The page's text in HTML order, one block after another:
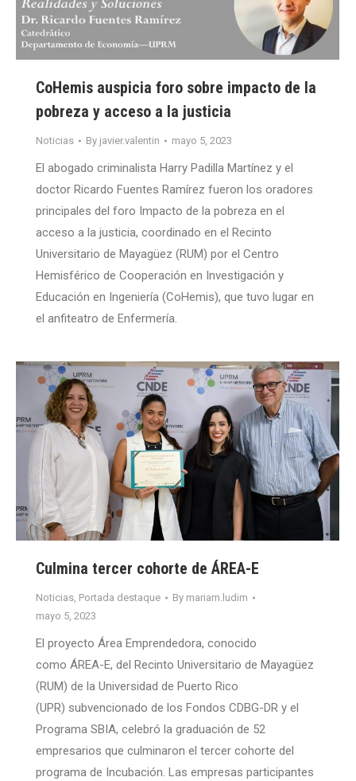
CoHemis auspicia foro sobre impacto de la
pobreza y acceso a la justicia
Noticias By javier.valentin mayo 5, 2023
El abogado criminalista Harry Padilla Martínez y el
doctor Ricardo Fuentes Ramírez fueron los oradores
principales del foro Impacto de la pobreza en el
acceso a la justicia, coordinado en el Recinto
Universitario de Mayagüez (RUM) por el Centro
Hemisférico de Cooperación en Investigación y
Educación en Ingeniería (CoHemis), que tuvo lugar en
el anfiteatro de Enfermería.
Culmina tercer cohorte de ÁREA-E
Noticias, Portada destaque By mariam.ludim
mayo 5, 2023
El proyecto Área Emprendedora, conocido
como ÁREA-E, del Recinto Universitario de Mayagüez
(RUM) de la Universidad de Puerto Rico
(UPR) subvencionado de los Fondos CDBG-DR y el
Programa SBIA, celebró la graduación de 52
empresarios que culminaron el tercer cohorte del
programa de Incubación. Las empresas participantes